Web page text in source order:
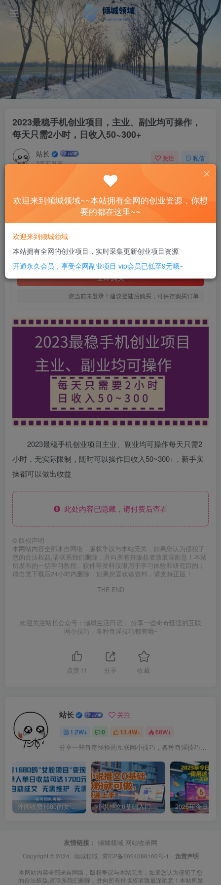
2023最稳手机创业项目，主业、副业均可操作，
每天只需2小时，日收入50~300+
站长
3年前发布
关注 私信
2023最稳手机创业项目，主业、副业均可操作，每天只需2小时，日收入50~300+
此内容为付费资源，请付费后查看
SVIP全站会员 免费
立即购买
您当前未登录！建议登陆后购买，可保存购买订单
2023最稳手机创业项目主业、副业均可操作每天只需2
小时，无实际限制，随时可以操作日收入50~300+，新手实
操都可以做出收益
此处内容已隐藏，请付费后查看
© 版权声明
本网站内容全部来自网络，版权争议与本站无关，如果您认为侵犯了
您的合法权益,请联系我们删除，并向所有持版权者致最深歉意！本站
所发布的一切学习教程、软件等资料仅限用于学习体验和研究目的；
请自觉下载后24小时内删除，如果您喜欢该资料，请支持正版！
THE END
欢迎关注站长公众号：倾城生活日记 。分享一些奇奇怪怪的互联
网小技巧，各种奇淫技巧都有哦~
点赞 11 分享 收藏
站长 关注
1.2W+ 0 13.4W+ 68W+
分享一些奇奇怪怪的互联网小技巧，各种奇淫技巧都在本站。
外面收费1680的女粉项目变现，单人单日收益可达1.7k，全自动成交无需维护 小说推文0基础入门教程，0粉就可做，快速上手
友情链接： 倾城领域 网站收录网
Copyright © 2024 · 倾城领域 · 冀ICP备2024088100号-1 · 负责声明
本网站内容全部来自网络，版权争议与本站无关，如果您认为侵犯了您
的合法权益,请联系我们删除，并向所有持版权者致最深歉意！本站所发
欢迎来到倾城领域~~本站拥有全网的创业资源，你想
要的都在这里~~
欢迎来到倾城领域
本站拥有全网的创业项目，实时采集更新创业项目资源
开通永久会员，享受全网副业项目 vip会员已低至9元哦~